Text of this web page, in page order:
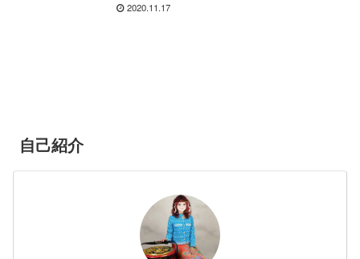
2020.11.17
自己紹介